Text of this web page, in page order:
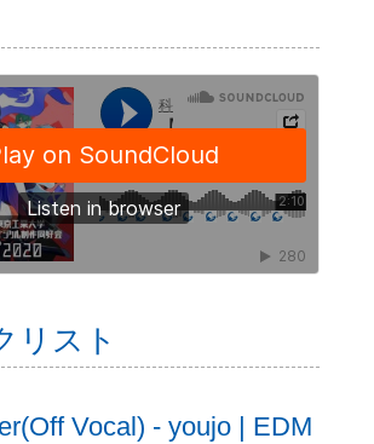
リスト
Vocal) - youjo | EDM